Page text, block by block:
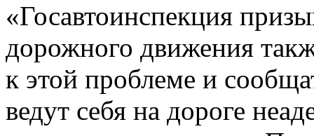
«Госавтоинспекция
дорожного движения
к этой проблеме и
ведут себя на дороге